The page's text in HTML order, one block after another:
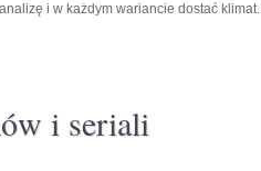
i w każdym wariancie dostać klimat.
i seriali